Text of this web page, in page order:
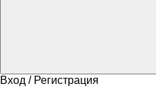
Вход / Регистрация